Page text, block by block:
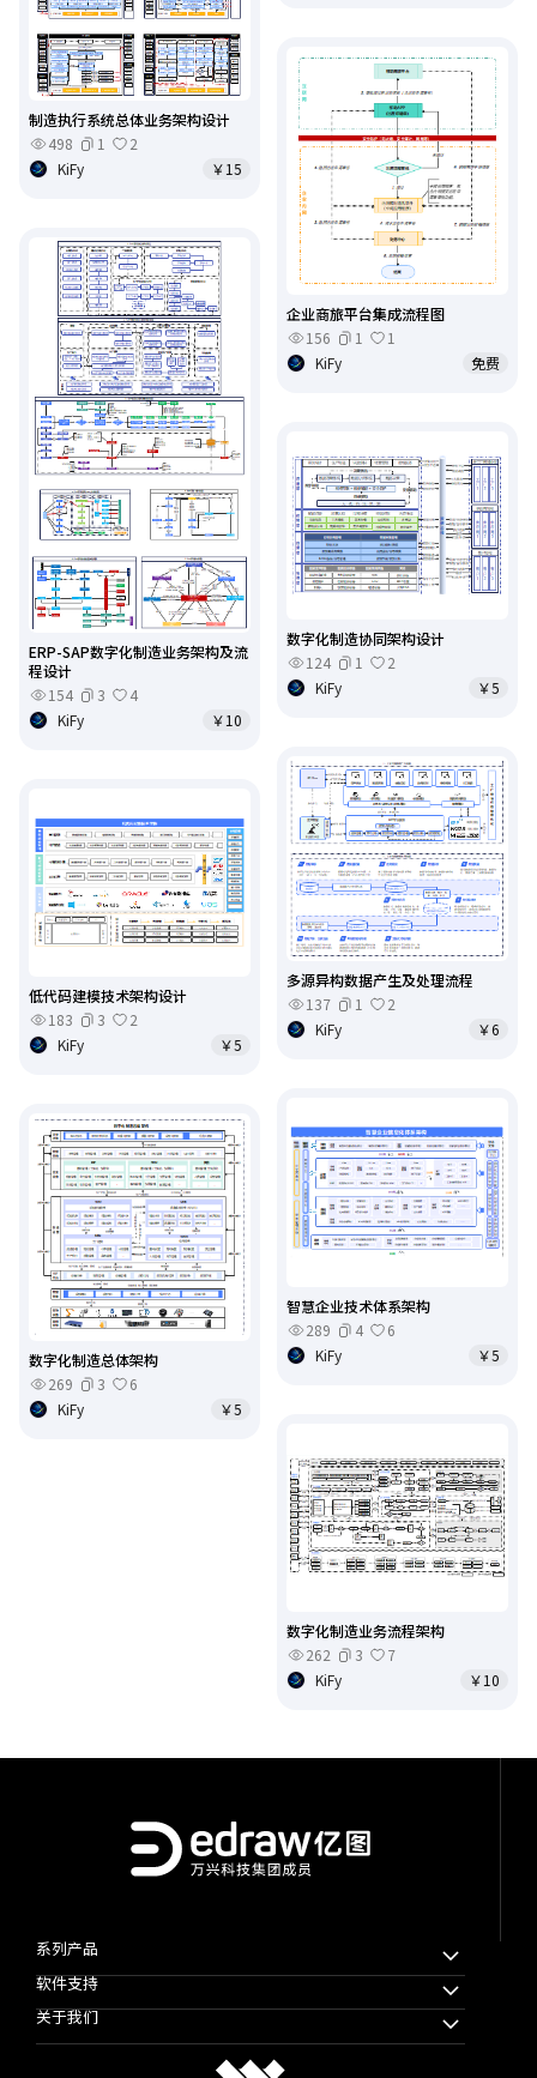
制造执行系统总体业务架构设计
498
1
2
KiFy
￥15
企业商旅平台集成流程图
156
1
1
KiFy
免费
ERP-SAP数字化制造业务架构及流
程设计
154
3
4
KiFy
￥10
数字化制造协同架构设计
124
1
2
KiFy
￥5
多源异构数据产生及处理流程
137
1
2
KiFy
￥6
低代码建模技术架构设计
183
3
2
KiFy
￥5
智慧企业技术体系架构
289
4
6
KiFy
￥5
数字化制造总体架构
269
3
6
KiFy
￥5
数字化制造业务流程架构
262
3
7
KiFy
￥10
系列产品
万兴脑图MindMaster
万兴图示
软件支持
下载中心
关于我们